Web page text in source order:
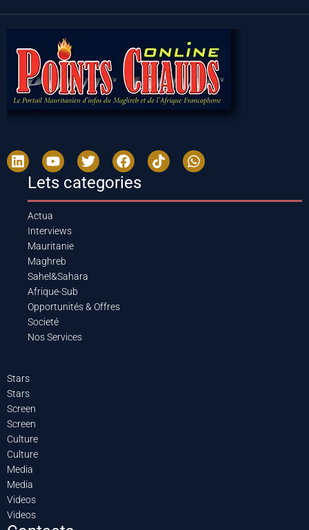
Lets categories
Actua
Interviews
Mauritanie
Maghreb
Sahel&Sahara
Afrique-Sub
Opportunités & Offres
Societé
Nos Services
Stars
Stars
Screen
Screen
Culture
Culture
Media
Media
Videos
Videos